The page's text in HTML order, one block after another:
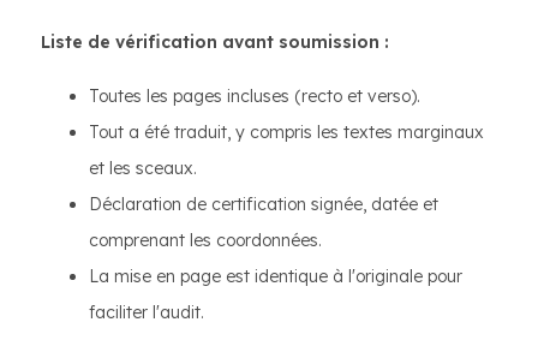
Liste de vérification avant soumission :
Toutes les pages incluses (recto et verso).
Tout a été traduit, y compris les textes marginaux
et les sceaux.
Déclaration de certification signée, datée et
comprenant les coordonnées.
La mise en page est identique à l'originale pour
faciliter l'audit.